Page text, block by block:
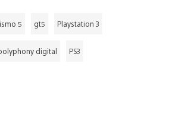
5 gt5 Playstation 3
digital PS3